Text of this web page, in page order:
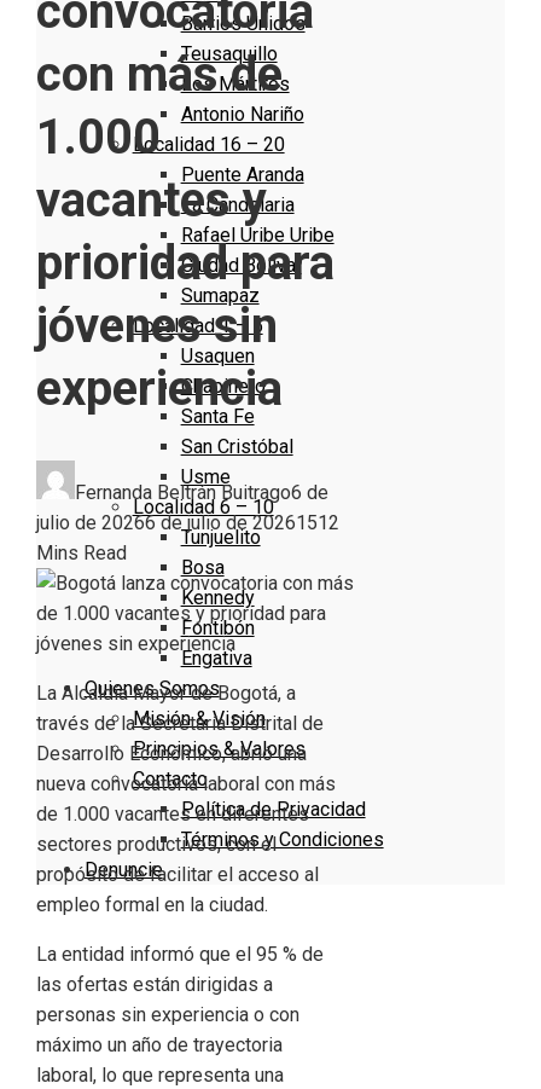
Barrios Unidos
Teusaquillo
Los Mártires
Antonio Nariño
Localidad 16 – 20
Puente Aranda
La Candelaria
Rafael Uribe Uribe
Ciudad Bolivar
Sumapaz
Localidad 1 – 5
Usaquen
Chapinero
Santa Fe
San Cristóbal
Usme
Localidad 6 – 10
Tunjuelito
Bosa
Kennedy
Fontibón
Engativa
Quienes Somos
Misión & Visión
Principios & Valores
Contacto
Política de Privacidad
Términos y Condiciones
Denuncie
con más de
1.000
vacantes y
prioridad para
jóvenes sin
experiencia
Fernanda Beltrán Buitrago6 de
julio de 20266 de julio de 20261512
Mins Read
La Alcaldía Mayor de Bogotá, a
través de la Secretaría Distrital de
Desarrollo Económico, abrió una
nueva convocatoria laboral con más
de 1.000 vacantes en diferentes
sectores productivos, con el
propósito de facilitar el acceso al
empleo formal en la ciudad.
La entidad informó que el 95 % de
las ofertas están dirigidas a
personas sin experiencia o con
máximo un año de trayectoria
laboral, lo que representa una